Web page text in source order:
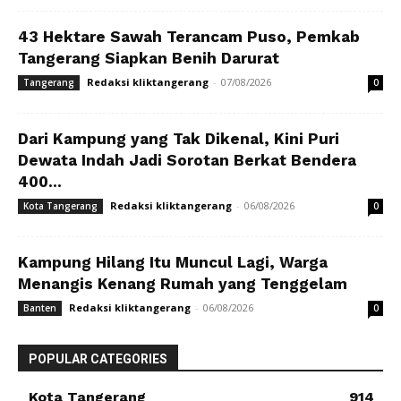
43 Hektare Sawah Terancam Puso, Pemkab
Tangerang Siapkan Benih Darurat
Tangerang Redaksi kliktangerang - 07/08/2026 0
Dari Kampung yang Tak Dikenal, Kini Puri
Dewata Indah Jadi Sorotan Berkat Bendera
400...
Kota Tangerang Redaksi kliktangerang - 06/08/2026 0
Kampung Hilang Itu Muncul Lagi, Warga
Menangis Kenang Rumah yang Tenggelam
Banten Redaksi kliktangerang - 06/08/2026 0
POPULAR CATEGORIES
Kota Tangerang
914